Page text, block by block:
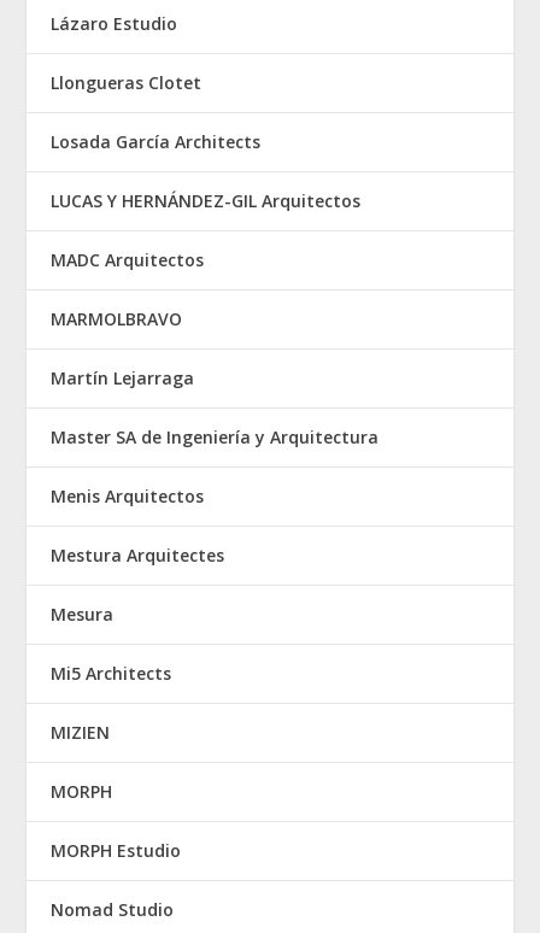
Lázaro Estudio
Llongueras Clotet
Losada García Architects
LUCAS Y HERNÁNDEZ-GIL Arquitectos
MADC Arquitectos
MARMOLBRAVO
Martín Lejarraga
Master SA de Ingeniería y Arquitectura
Menis Arquitectos
Mestura Arquitectes
Mesura
Mi5 Architects
MIZIEN
MORPH
MORPH Estudio
Nomad Studio